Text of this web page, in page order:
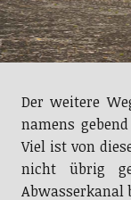
Der weitere
namens
Viel ist von
nicht übrig
Abwasserkanal
führte uns